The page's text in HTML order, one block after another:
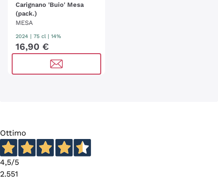
Carignano 'Buio' Mesa
(pack.)
MESA
2024 | 75 cl | 14%
16,90 €
Ottimo
4,5/5
2.551